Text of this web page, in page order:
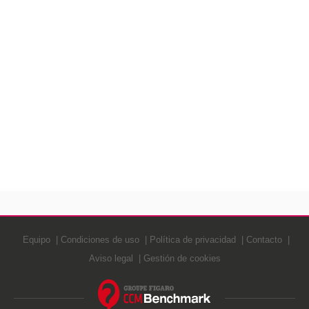
Equipo Condiciones de uso Política de privacidad
Contacto
Aviso legal
Gestión de cookies